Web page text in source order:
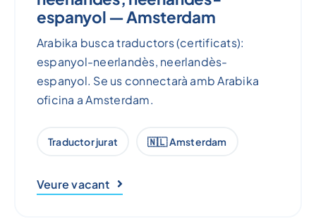
espanyol — Amsterdam
Arabika busca traductors (certificats):
espanyol-neerlandès, neerlandès-
espanyol. Se us connectarà amb Arabika
oficina a Amsterdam.
Traductor jurat 🇳🇱 Amsterdam
Veure vacant